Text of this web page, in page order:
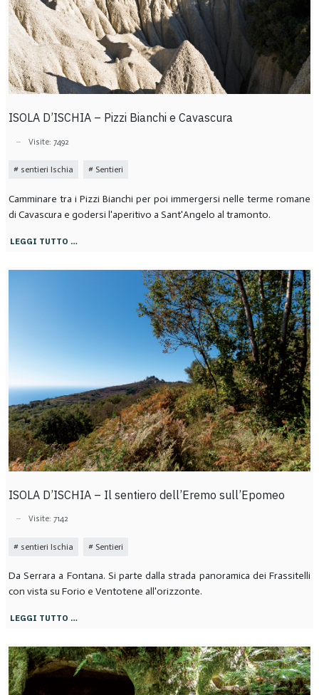
ISOLA D’ISCHIA – Pizzi Bianchi e Cavascura
Visite: 7492
sentieri Ischia Sentieri
Camminare tra i Pizzi Bianchi per poi immergersi nelle terme romane
di Cavascura e godersi l'aperitivo a Sant'Angelo al tramonto.
LEGGI TUTTO …
ISOLA D’ISCHIA – Il sentiero dell’Eremo sull’Epomeo
Visite: 7142
sentieri Ischia Sentieri
Da Serrara a Fontana. Si parte dalla strada panoramica dei Frassitelli
con vista su Forio e Ventotene all'orizzonte.
LEGGI TUTTO …